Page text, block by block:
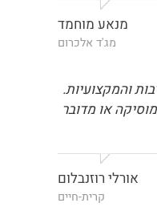
מנאע מוחמד
מג'ד אלכרום
והמקצועיות.
או מדובר
אורלי רוזנבלום
קרית-חיים